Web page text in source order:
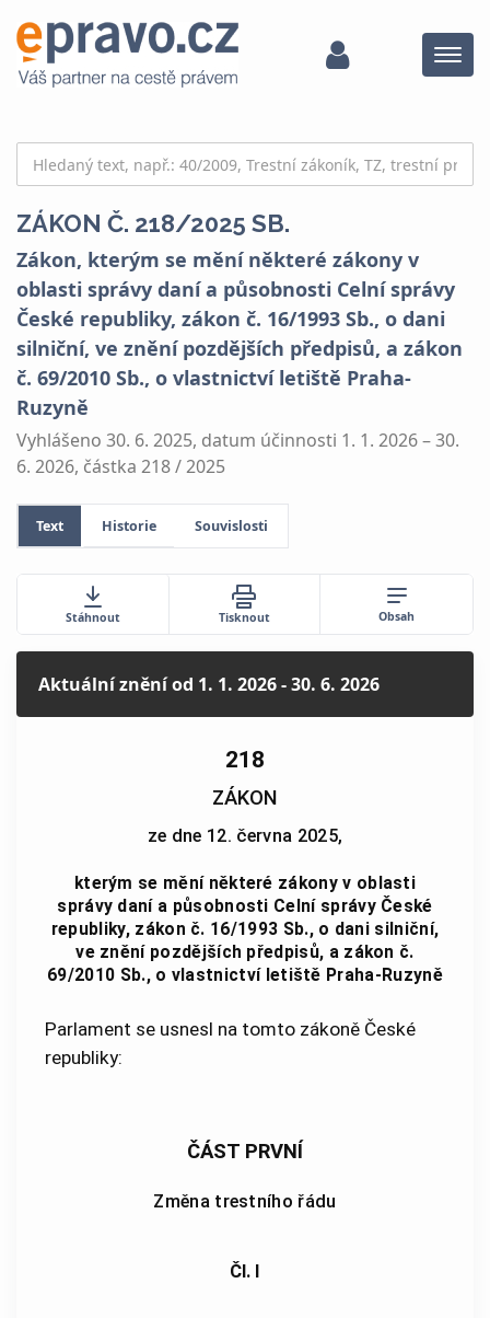
Menu
ZÁKON Č. 218/2025 SB.
Zákon, kterým se mění některé zákony v
oblasti správy daní a působnosti Celní správy
České republiky, zákon č. 16/1993 Sb., o dani
silniční, ve znění pozdějších předpisů, a zákon
č. 69/2010 Sb., o vlastnictví letiště Praha-
Ruzyně
Vyhlášeno 30. 6. 2025, datum účinnosti 1. 1. 2026 – 30.
6. 2026, částka 218 / 2025
Text Historie Souvislosti
Stáhnout Tisknout Obsah
Aktuální zněníod 1. 1. 2026 - 30. 6. 2026
218
ZÁKON
ze dne 12. června 2025,
kterým se mění některé zákony v oblasti
správy daní a působnosti Celní správy České
republiky, zákon č. 16/1993 Sb., o dani silniční,
ve znění pozdějších předpisů, a zákon č.
69/2010 Sb., o vlastnictví letiště Praha-Ruzyně
Parlament se usnesl na tomto zákoně České
republiky:
ČÁST PRVNÍ
Změna trestního řádu
Čl. I